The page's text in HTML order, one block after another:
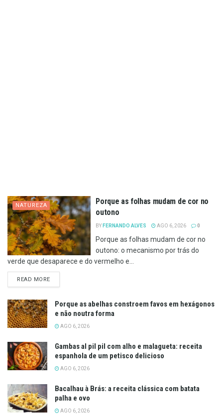
NATUREZA
Porque as folhas mudam de cor no
outono
BY FERNANDO ALVES AGO 6, 2026 0
Porque as folhas mudam de cor no
outono: o mecanismo por trás do
verde que desaparece e do vermelho e...
READ MOREDETAILS
Porque as abelhas constroem favos em hexágonos
e não noutra forma
AGO 6, 2026
Gambas al pil pil com alho e malagueta: receita
espanhola de um petisco delicioso
AGO 6, 2026
Bacalhau à Brás: a receita clássica com batata
palha e ovo
AGO 6, 2026